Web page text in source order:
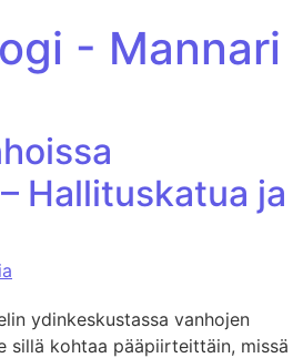
- Mannari
Hallituskatua ja
ydinkeskustassa vanhojen
sillä kohtaa pääpiirteittäin, missä